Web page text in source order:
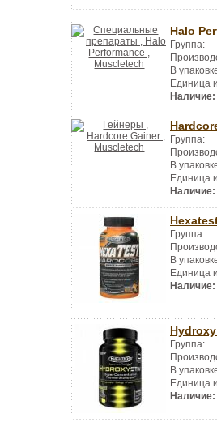
Halo
Группа:
В
Единица
Наличие:
Группа:
В
Единица
Наличие:
Группа:
В
Единица
Наличие:
Группа:
В
Единица
Наличие: